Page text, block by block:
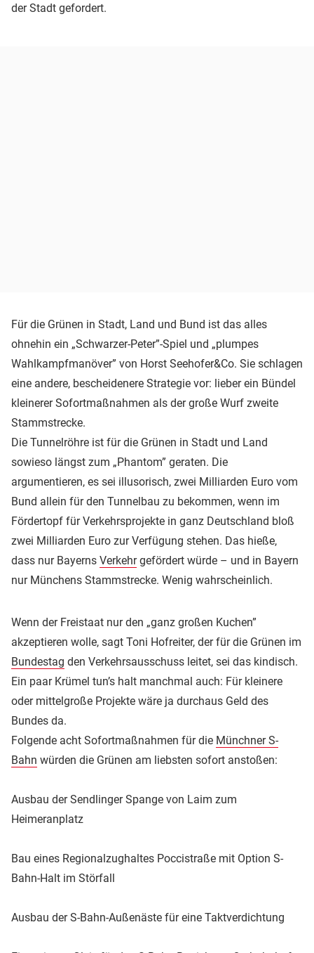
der Stadt gefordert.
Für die Grünen in Stadt, Land und Bund ist das alles
ohnehin ein „Schwarzer-Peter”-Spiel und „plumpes
Wahlkampfmanöver” von Horst Seehofer&Co. Sie schlagen
eine andere, bescheidenere Strategie vor: lieber ein Bündel
kleinerer Sofortmaßnahmen als der große Wurf zweite
Stammstrecke.
Die Tunnelröhre ist für die Grünen in Stadt und Land
sowieso längst zum „Phantom” geraten. Die
argumentieren, es sei illusorisch, zwei Milliarden Euro vom
Bund allein für den Tunnelbau zu bekommen, wenn im
Fördertopf für Verkehrsprojekte in ganz Deutschland bloß
zwei Milliarden Euro zur Verfügung stehen. Das hieße,
dass nur Bayerns Verkehrgefördert würde – und in Bayern
nur Münchens Stammstrecke. Wenig wahrscheinlich.
Wenn der Freistaat nur den „ganz großen Kuchen”
akzeptieren wolle, sagt Toni Hofreiter, der für die Grünen im
Bundestag den Verkehrsausschuss leitet, sei das kindisch.
Ein paar Krümel tun’s halt manchmal auch: Für kleinere
oder mittelgroße Projekte wäre ja durchaus Geld des
Bundes da.
Folgende acht Sofortmaßnahmen für die Münchner S-
Bahn würden die Grünen am liebsten sofort anstoßen:
Ausbau der Sendlinger Spange von Laim zum
Heimeranplatz
Bau eines Regionalzughaltes Poccistraße mit Option S-
Bahn-Halt im Störfall
Ausbau der S-Bahn-Außenäste für eine Taktverdichtung